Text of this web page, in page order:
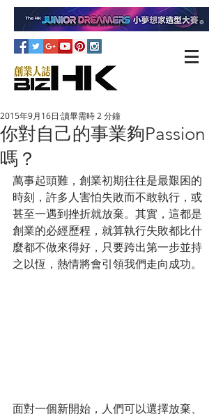
你對自己的事業夠Passion
嗎？
2015年9月16日 讀畢需時 2 分鐘
萬事起頭難，創業初期往往是最艱困的
時刻，許多人害怕失敗而不敢執行，或
甚至一遇到挫折就放棄。其實，這都是
創業的必經歷程，就算執行失敗都比什
麼都不做來得好，只要跨出第一步並持
之以恆，熱情將會引領我們走向成功。
面對一個新開始，人們可以選擇放棄、